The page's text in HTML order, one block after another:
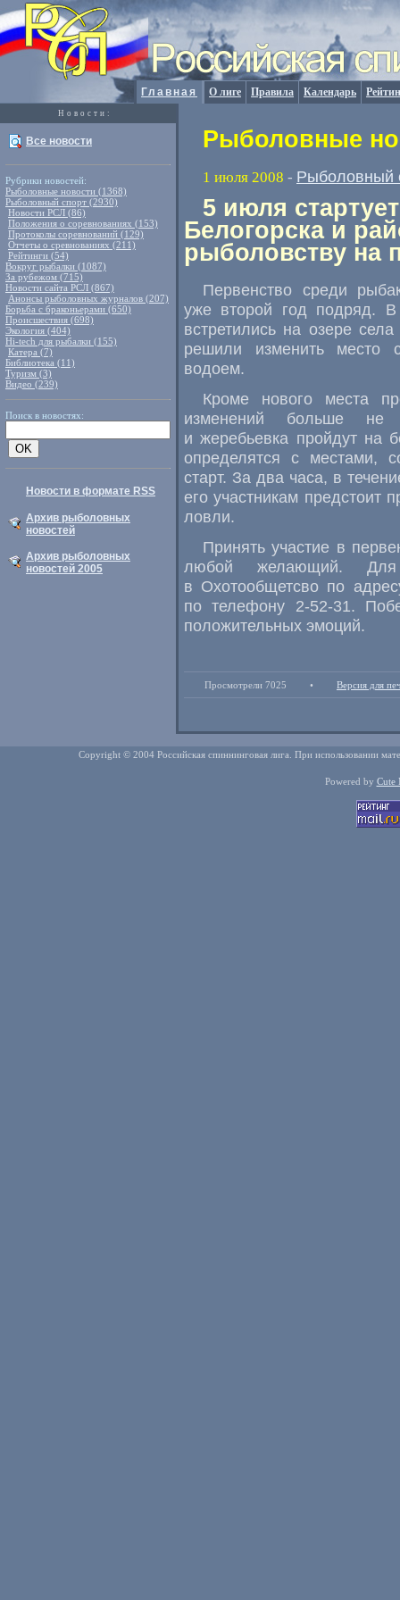
Главная О лиге Правила Календарь
Новости:
Все новости
Рубрики новостей:
Рыболовные новости (1368)
Рыболовный спорт (2930)
Новости РСЛ (86)
Положения о соревнованиях (153)
Протоколы соревнований (129)
Отчеты о сревнованиях (211)
Рейтинги (54)
Вокруг рыбалки (1087)
За рубежом (715)
Новости сайта РСЛ (867)
Анонсы рыболовных журналов (207)
Борьба с браконьерами (650)
Происшествия (698)
Экология (404)
Hi-tech для рыбалки (155)
Катера (7)
Библиотека (11)
Туризм (3)
Видео (239)
Поиск в новостях:
Новости в формате RSS
Архив рыболовных
новостей
Архив рыболовных
новостей 2005
Рыболовные
1 июля 2008 - Рыболовный
5 июля
Белогорска и
рыболовству на
Первенство среди
уже второй год подряд.
встретились на озере
решили изменить место
водоем.
Кроме нового места
изменений больше не
и жеребьевка пройдут на
определятся с местами,
старт. За два часа, в
его участникам предстоит
ловли.
Принять участие в
любой желающий. Для
в Охотообщетсво по
по телефону 2-52-31.
положительных эмоций.
Просмотрели 7025 • Версия для
Copyright © 2004 Российская спиннинговая лига. При использовании
Powered by Cute